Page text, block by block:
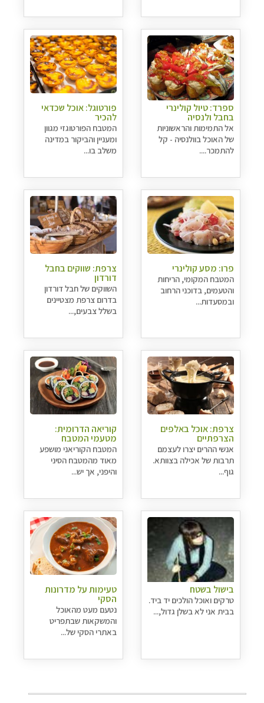
ספרד: טיול קולינרי
בחבל ולנסיה
אל התמימות והראשוניות
של האוכל בוולנסיה - קל
להתמכר....
פורטוגל: אוכל שכדאי
להכיר
המטבח הפורטוגזי מגוון
ומעניין והביקור במדינה
משלב בו...
פרו: מסע קולינרי
המטבח המקומי, הריחות
והטעמים, בדוכני הרחוב
ובמסעדות...
צרפת: שווקים בחבל
דורדון
השווקים של חבל דורדון
בדרום צרפת מצטיינים
בשלל צבעים,...
צרפת: אוכל באלפים
הצרפתיים
אנשי ההרים יצרו לעצמם
תרבות של אכילה בצוותא.
גוף...
קוריאה הדרומית:
מטעמי המטבח
המטבח הקוריאני מושפע
מאוד מהמטבח הסיני
והיפני, אך יש...
בישול בשטח
טרקים ואוכל הולכים יד ביד.
בבית אני לא בשלן גדול,...
טעימות על מדרונות
הסקי
נטעם מעט מהאוכל
והמשקאות שבתפריט
באתרי הסקי של...
מסלולים מוכנים ל-11 יעדים לחצו לרשימת היעדים
קרוזים והפלגות נופשלחצו לרשימת היעדים »